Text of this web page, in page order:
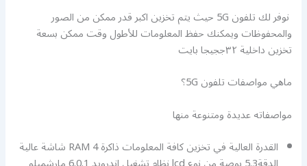
نوفر لك تلفون 5G حيث يتم تخزين اكبر قدر ممكن من الصور
والمحفوظات ويمكنك حفظ المعلومات للأطول وقت ممكن بسعة
تخزين داخلية ٣٢ججيجا بايت
ماهي مواصفات تلفون 5G؟
مواصفاته عديدة ومتنوعة منها
القدرة العالية في تخزين كافة المعلومات ذاكرة RAM 4 شاشة عالية